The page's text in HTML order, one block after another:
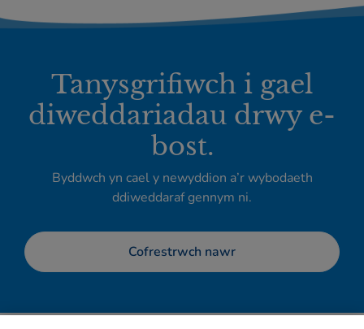
Tanysgrifiwch i gael
diweddariadau drwy e-
bost.
Byddwch yn cael y newyddion a’r wybodaeth
ddiweddaraf gennym ni.
Cofrestrwch nawr